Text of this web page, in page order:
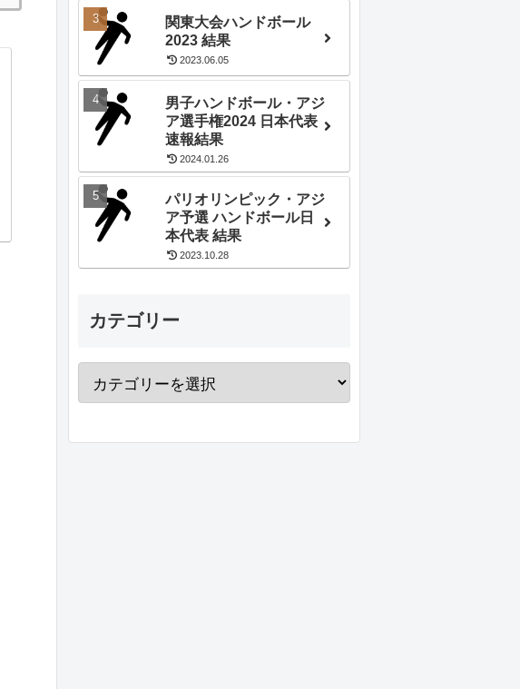
関東大会ハンドボール
2023 結果
2023.06.05
男子ハンドボール・アジ
ア選手権2024 日本代表
速報結果
2024.01.26
パリオリンピック・アジ
ア予選 ハンドボール日
本代表 結果
2023.10.28
カテゴリー